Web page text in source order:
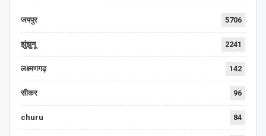
जयपुर 5706
झुंझुनू 2241
लक्ष्मणगढ़ 142
सीकर 96
churu 84